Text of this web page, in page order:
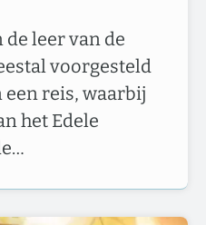
de leer van de
voorgesteld
een reis, waarbij
het Edele